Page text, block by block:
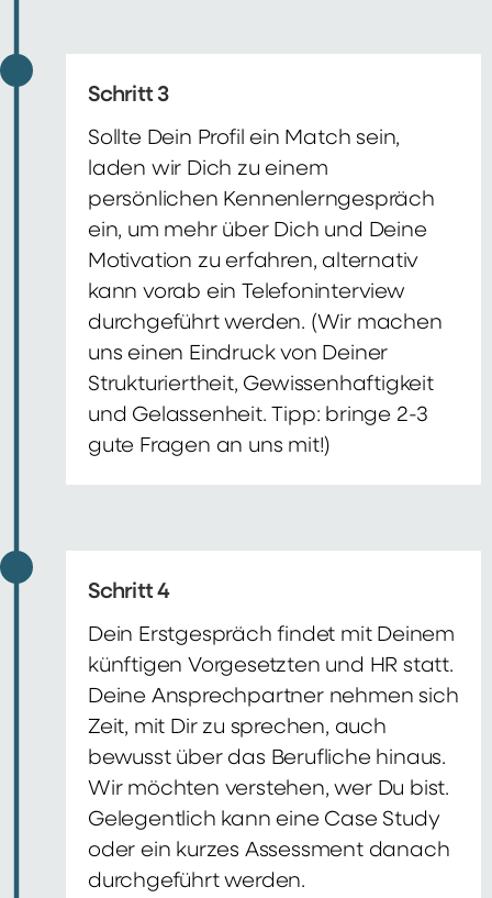
Schritt 3
Sollte Dein Profil ein Match sein,
laden wir Dich zu einem
persönlichen Kennenlerngespräch
ein, um mehr über Dich und Deine
Motivation zu erfahren, alternativ
kann vorab ein Telefoninterview
durchgeführt werden. (Wir machen
uns einen Eindruck von Deiner
Strukturiertheit, Gewissenhaftigkeit
und Gelassenheit. Tipp: bringe 2-3
gute Fragen an uns mit!)
Schritt 4
Dein Erstgespräch findet mit Deinem
künftigen Vorgesetzten und HR statt.
Deine Ansprechpartner nehmen sich
Zeit, mit Dir zu sprechen, auch
bewusst über das Berufliche hinaus.
Wir möchten verstehen, wer Du bist.
Gelegentlich kann eine Case Study
oder ein kurzes Assessment danach
durchgeführt werden.